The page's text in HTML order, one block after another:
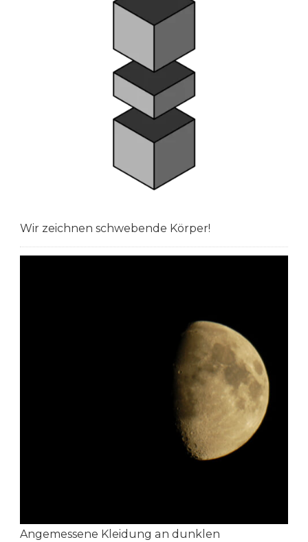
Wir zeichnen schwebende Körper!
Angemessene Kleidung an dunklen